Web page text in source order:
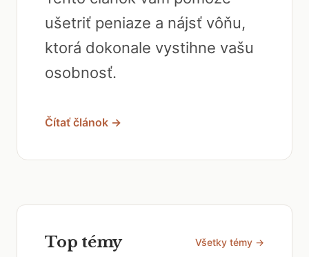
ušetriť peniaze a nájsť vôňu,
ktorá dokonale vystihne vašu
osobnosť.
Čítať článok →
Top témy Všetky témy →